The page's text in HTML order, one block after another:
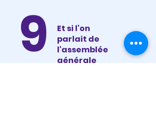
9
Et si l'on
parlait de
l'assemblée
générale